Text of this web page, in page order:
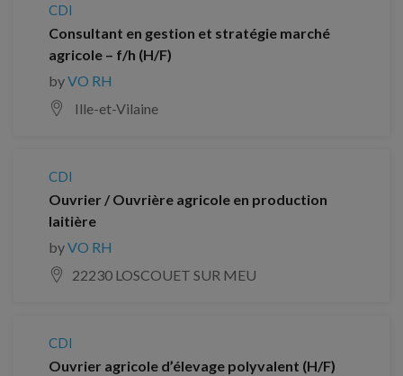
CDI
Consultant en gestion et stratégie marché
agricole – f/h (H/F)
byVO RH
Ille-et-Vilaine
CDI
Ouvrier / Ouvrière agricole en production
laitière
byVO RH
22230 LOSCOUET SUR MEU
CDI
Ouvrier agricole d’élevage polyvalent (H/F)